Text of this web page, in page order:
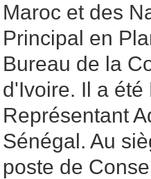
Maroc et des
Principal en
Bureau de la
d'Ivoire. Il a
Représentant
Sénégal. Au
poste de